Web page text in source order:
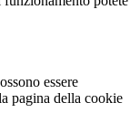
essere
pagina della cookie